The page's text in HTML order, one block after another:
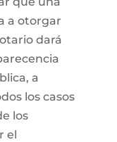
a otorgar
dará
a
los casos
los
el